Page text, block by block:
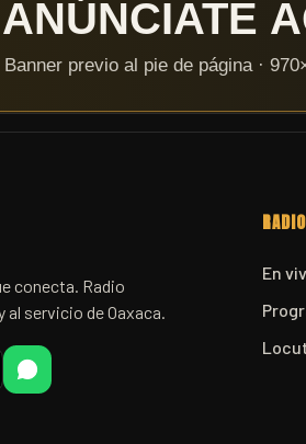
conecta. Radio
servicio de Oaxaca.
RADIO
En